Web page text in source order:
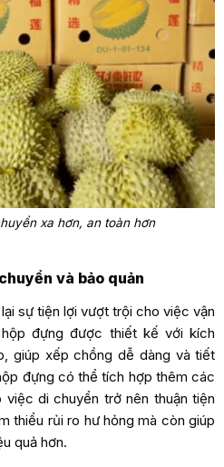
xa hơn, an toàn hơn
và bảo quản
sự tiện lợi vượt trội cho việc vận
đựng được thiết kế với kích
giúp xếp chồng dễ dàng và tiết
đựng có thể tích hợp thêm các
việc di chuyển trở nên thuận tiện
thiểu rủi ro hư hỏng mà còn giúp
quả hơn.